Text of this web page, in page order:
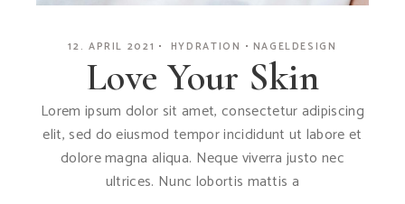
12. APRIL 2021 HYDRATION NAGELDESIGN
Love Your Skin
Lorem ipsum dolor sit amet, consectetur adipiscing
elit, sed do eiusmod tempor incididunt ut labore et
dolore magna aliqua. Neque viverra justo nec
ultrices. Nunc lobortis mattis a